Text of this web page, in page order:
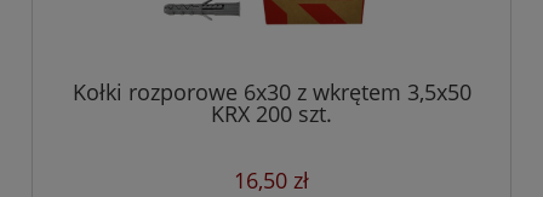
Kołki rozporowe 6x30 z wkrętem 3,5x50
KRX 200 szt.
16,50 zł